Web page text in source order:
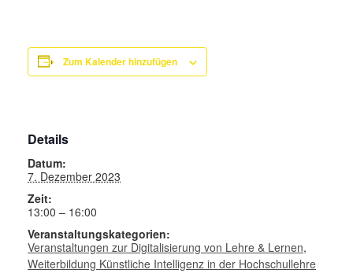
Zum Kalender hinzufügen
Details
Datum:
7. Dezember 2023
Zeit:
13:00 – 16:00
Veranstaltungskategorien:
Veranstaltungen zur Digitalisierung von Lehre & Lernen,
Weiterbildung Künstliche Intelligenz in der Hochschullehre